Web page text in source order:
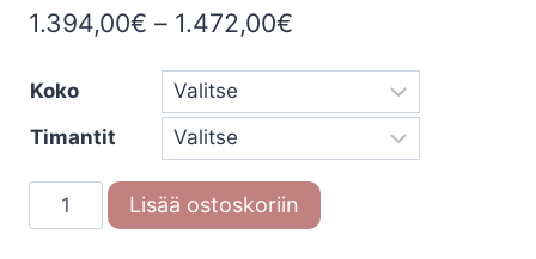
1.394,00€ – 1.472,00€
1.472,00€
Koko
Timantit
Solid
timanttisormus
Lisää ostoskoriin